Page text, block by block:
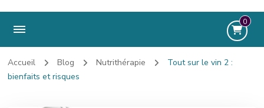
0
Accueil Blog Nutrithérapie
Tout sur le vin 2 :
bienfaits et risques